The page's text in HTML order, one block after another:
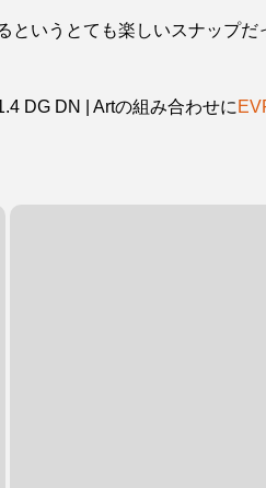
というとても楽しいスナップだ
DG DN | Artの組み合わせに